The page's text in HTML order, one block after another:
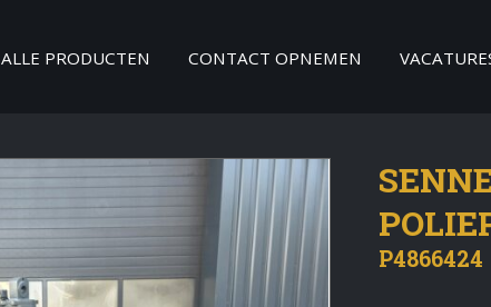
ALLE PRODUCTEN CONTACT OPNEMEN
P4866424